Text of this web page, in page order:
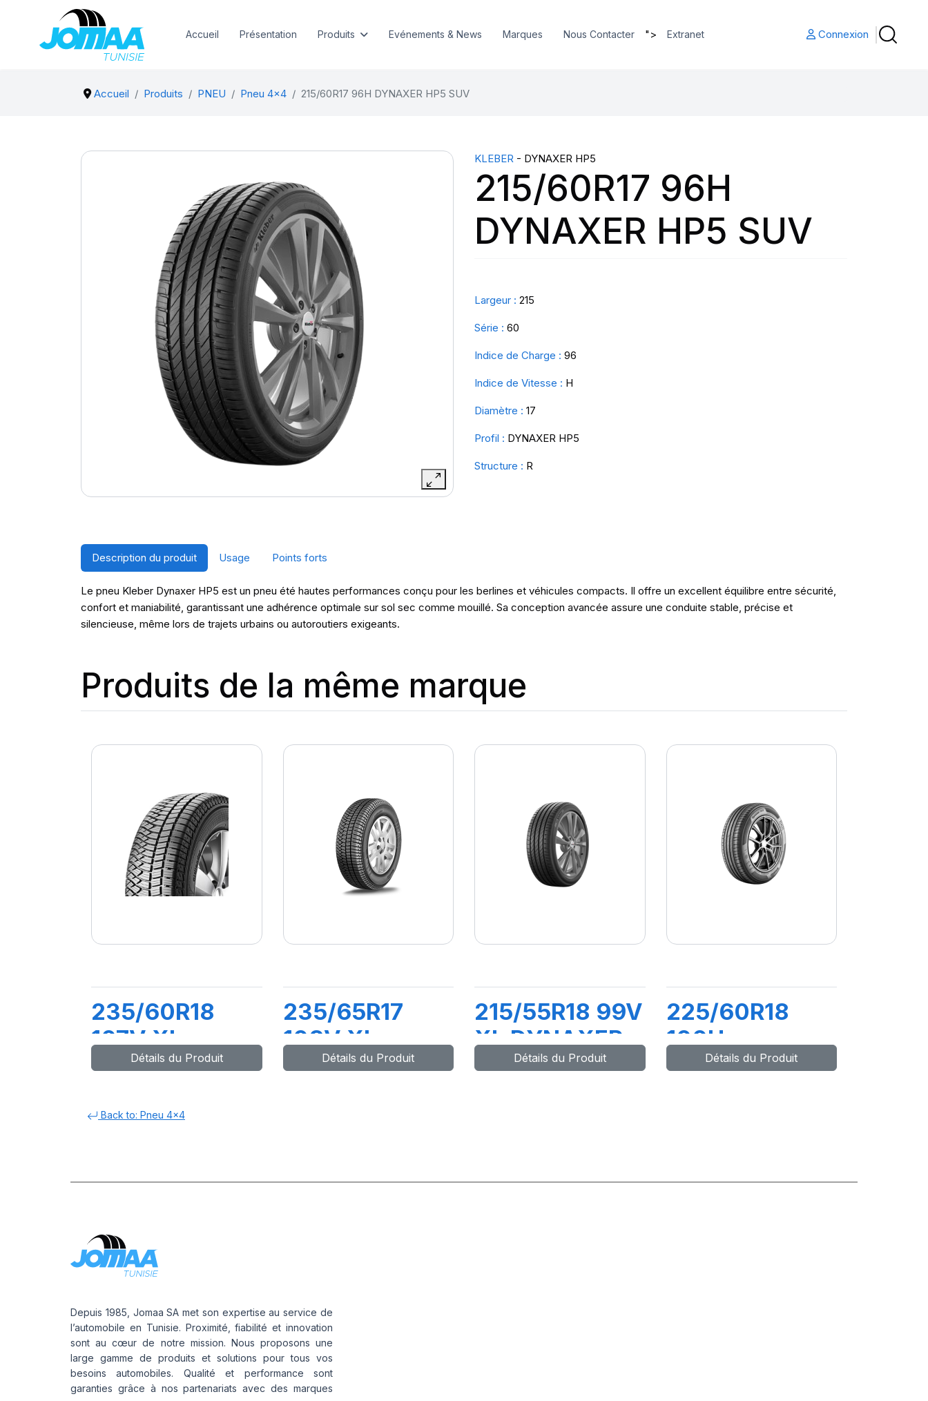
Accueil Présentation Produits Evénements & News Marques Nous Contacter "> Extranet Connexion
Accueil Produits PNEU Pneu 4x4 215/60R17 96H DYNAXER HP5 SUV
KLEBER - DYNAXER HP5
215/60R17 96H
DYNAXER HP5 SUV
Largeur : 215
Série : 60
Indice de Charge : 96
Indice de Vitesse : H
Diamètre : 17
Profil : DYNAXER HP5
Structure : R
Description du produit Usage Points forts
Le pneu Kleber Dynaxer HP5 est un pneu été hautes performances conçu pour les berlines et véhicules compacts. Il offre un excellent équilibre entre sécurité,
confort et maniabilité, garantissant une adhérence optimale sur sol sec comme mouillé. Sa conception avancée assure une conduite stable, précise et
silencieuse, même lors de trajets urbains ou autoroutiers exigeants.
Produits de la même marque
235/60R18
107V XL
CITILANDER
Détails du Produit
235/65R17
108V XL
CITILANDER
Détails du Produit
215/55R18 99V
XL DYNAXER
HP5 SUV
Détails du Produit
225/60R18
100H
DYNAXER SUV
Détails du Produit
Back to: Pneu 4x4
Depuis 1985, Jomaa SA met son expertise au service de
l’automobile en Tunisie. Proximité, fiabilité et innovation
sont au cœur de notre mission. Nous proposons une
large gamme de produits et solutions pour tous vos
besoins automobiles. Qualité et performance sont
garanties grâce à nos partenariats avec des marques